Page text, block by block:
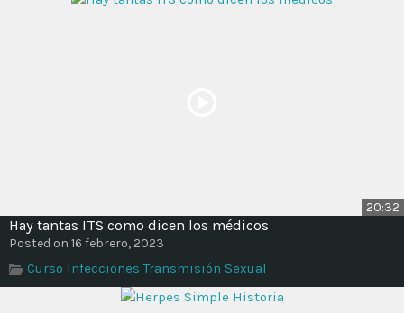
20:32
Hay tantas ITS como dicen los médicos
Posted on 16 febrero, 2023
Curso Infecciones Transmisión Sexual